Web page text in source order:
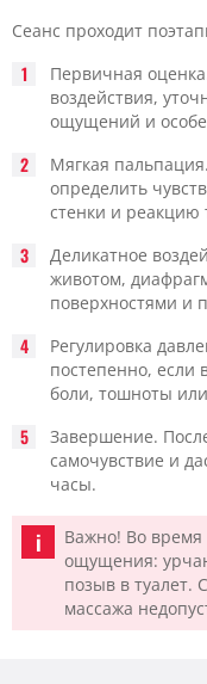
Сеанс проходит
Первичная
воздействия,
ощущений и
Мягкая
определить
стенки и реакцию
Деликатное
животом,
поверхностями и
Регулировка
постепенно, если
боли, тошноты
Завершение.
самочувствие и
часы.
Важно! Во
ощущения:
позыв в туалет.
массажа